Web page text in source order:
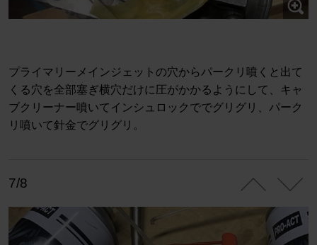
プライマリーメインジェットの穴からパークリ噴くと出て
くる穴を全部塞ぎ横穴だけに圧がかかるようにして、キャ
ブクリーナー噴いてインシュロックででグリグリ、パーク
リ噴いて針金でグリグリ。
7/8